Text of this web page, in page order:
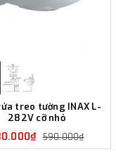
treo tường INAX L-
282V cỡ nhỏ
590.000₫